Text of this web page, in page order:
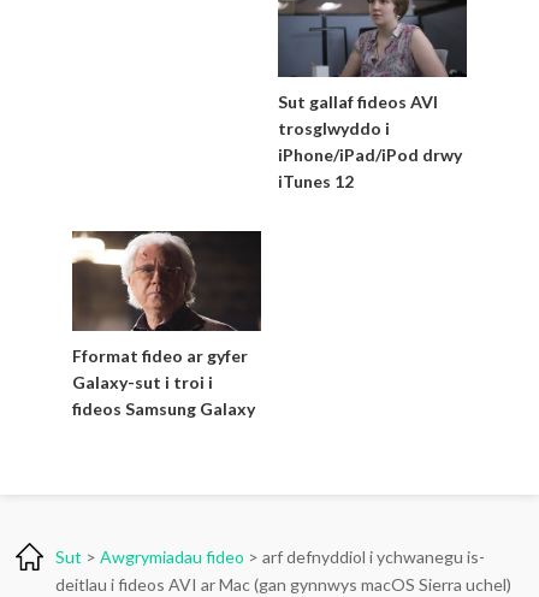
Sut gallaf fideos AVI
trosglwyddo i
iPhone/iPad/iPod drwy
iTunes 12
Fformat fideo ar gyfer
Galaxy-sut i troi i
fideos Samsung Galaxy
Sut >Awgrymiadau fideo > arf defnyddiol i ychwanegu is-
deitlau i fideos AVI ar Mac (gan gynnwys macOS Sierra uchel)